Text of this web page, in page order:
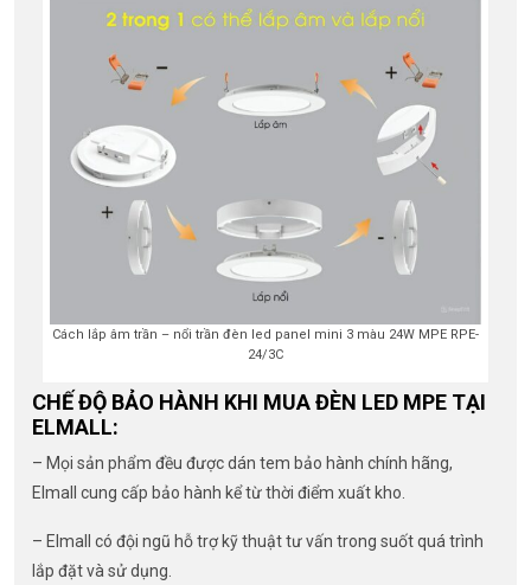
Cách lắp âm trần – nổi trần đèn led panel mini 3 màu 24W MPE RPE-
24/3C
CHẾ ĐỘ BẢO HÀNH KHI MUA ĐÈN LED MPE TẠI
ELMALL:
– Mọi sản phẩm đều được dán tem bảo hành chính hãng,
Elmall cung cấp bảo hành kể từ thời điểm xuất kho.
– Elmall có đội ngũ hỗ trợ kỹ thuật tư vấn trong suốt quá trình
lắp đặt và sử dụng.